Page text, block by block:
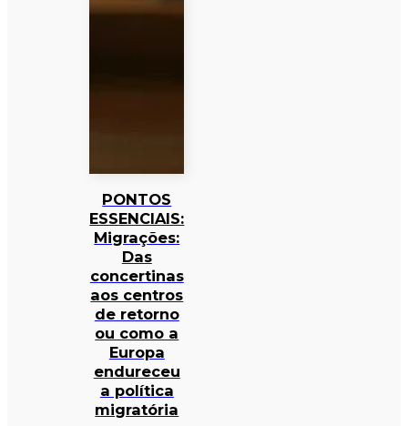
PONTOS
ESSENCIAIS:
Migrações:
Das
concertinas
aos centros
de retorno
ou como a
Europa
endureceu
a política
migratória